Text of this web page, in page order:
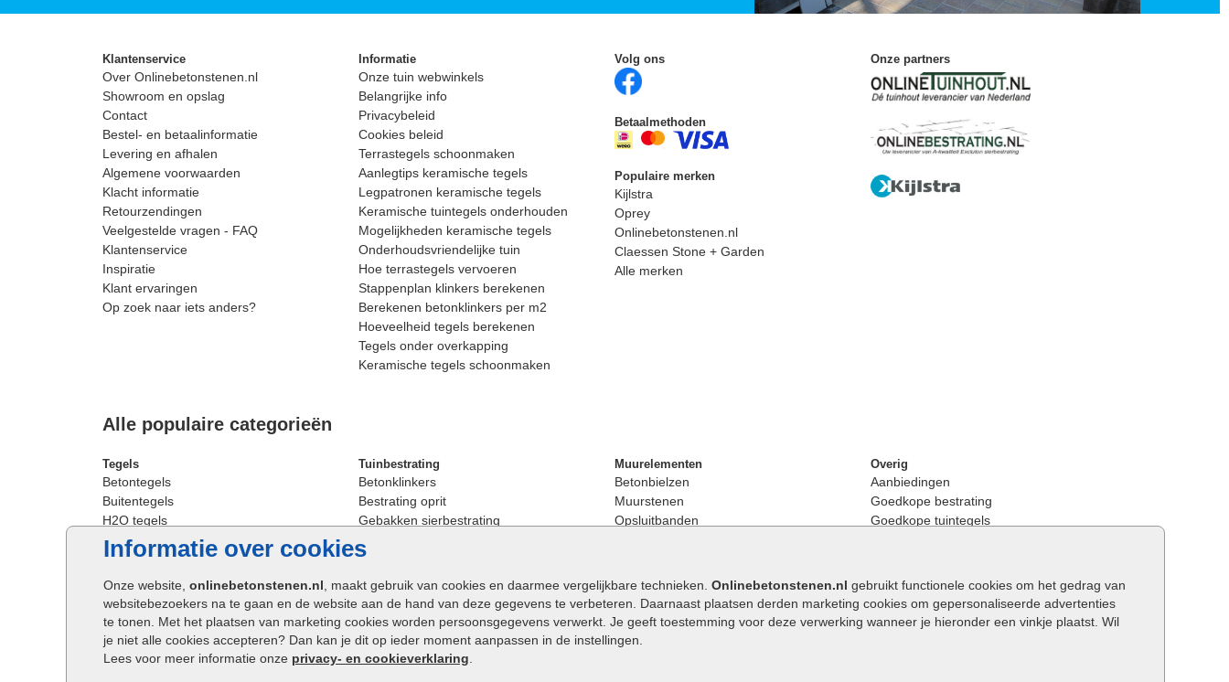
Informatie over cookies
Onze website, onlinebetonstenen.nl , maakt gebruik van cookies en daarmee vergelijkbare technieken. Onlinebetonstenen.nl gebruikt functionele cookies om het gedrag van
websitebezoekers na te gaan en de website aan de hand van deze gegevens te verbeteren. Daarnaast plaatsen derden marketing cookies om gepersonaliseerde advertenties
te tonen. Met het plaatsen van marketing cookies worden persoonsgegevens verwerkt. Je geeft toestemming voor deze verwerking wanneer je hieronder een vinkje plaatst. Wil
je niet alle cookies accepteren? Dan kan je dit op ieder moment aanpassen in de instellingen.
Lees voor meer informatie onze privacy- en cookieverklaring
Klantenservice
Over Onlinebetonstenen.nl
Showroom en opslag
Contact
Bestel- en betaalinformatie
Levering en afhalen
Algemene voorwaarden
Klacht informatie
Retourzendingen
Veelgestelde vragen - FAQ
Klantenservice
Inspiratie
Klant ervaringen
Op zoek naar iets anders?
Informatie
Onze tuin webwinkels
Belangrijke info
Privacybeleid
Cookies beleid
Terrastegels schoonmaken
Aanlegtips keramische tegels
Legpatronen keramische tegels
Keramische tuintegels onderhouden
Mogelijkheden keramische tegels
Onderhoudsvriendelijke tuin
Hoe terrastegels vervoeren
Stappenplan klinkers berekenen
Berekenen betonklinkers per m2
Hoeveelheid tegels berekenen
Tegels onder overkapping
Keramische tegels schoonmaken
Volg ons
Betaalmethoden
Populaire merken
Kijlstra
Oprey
Onlinebetonstenen.nl
Claessen Stone + Garden
Alle merken
Onze partners
Alle populaire categorieën
Tegels
Betontegels
Buitentegels
H2O tegels
Keramische terrastegels
Oprit tegels
Patio tegels
Siertegels
Stoeptegels
Straattegels
Terrastegels
Tuinbestrating
Betonklinkers
Bestrating oprit
Gebakken sierbestrating
Strakke bestrating
Straatstenen
Straatklinkers
Trommelstenen
Tuinstenen
Waalformaat
Muurelementen
Betonbielzen
Muurstenen
Opsluitbanden
Betonblokken
Stapelstenen
Extra benodigdheden
Overig
Aanbiedingen
Goedkope bestrating
Goedkope tuintegels
Opsluitbanden plaatsen
Keerwanden
Traptreden tuin